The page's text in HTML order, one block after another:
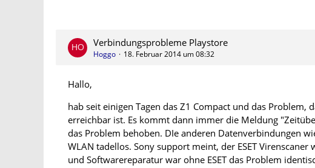
Verbindungsprobleme Playstore
Hoggo 18. Februar 2014 um 08:32
Hallo,
hab seit einigen Tagen das Z1 Compact und das Problem,
erreichbar ist. Es kommt dann immer die Meldung
das Problem behoben. DIe anderen Datenverbindungen
WLAN tadellos. Sony support meint, der ESET
und Softwarereparatur war ohne ESET das Problem